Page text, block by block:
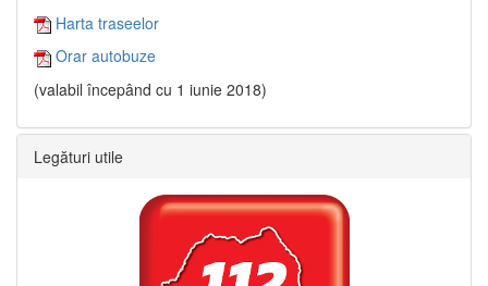
Harta traseelor
Orar autobuze
(valabil începând cu 1 iunie 2018)
Legături utile